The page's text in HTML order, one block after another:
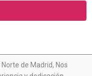
de Madrid, Nos